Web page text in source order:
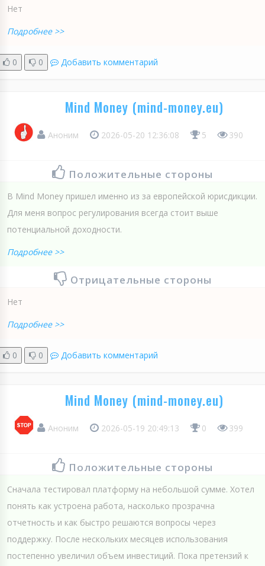
Нет
Подробнее >>
0 0 Добавить комментарий
Mind Money (mind-money.eu)
Аноним 2026-05-20 12:36:08 5 390
Положительные стороны
В Mind Money пришел именно из за европейской юрисдикции.
Для меня вопрос регулирования всегда стоит выше
потенциальной доходности.
Подробнее >>
Отрицательные стороны
Нет
Подробнее >>
0 0 Добавить комментарий
Mind Money (mind-money.eu)
Аноним 2026-05-19 20:49:13 0 399
Положительные стороны
Сначала тестировал платформу на небольшой сумме. Хотел
понять как устроена работа, насколько прозрачна
отчетность и как быстро решаются вопросы через
поддержку. После нескольких месяцев использования
постепенно увеличил объем инвестиций. Пока претензий к